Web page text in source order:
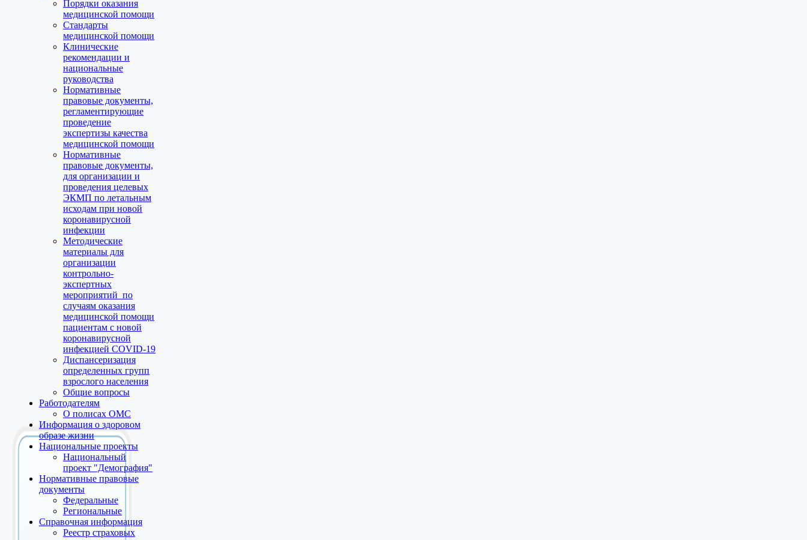
Порядки оказания
медицинской помощи
Стандарты
медицинской помощи
Клинические
рекомендации и
национальные
руководства
Нормативные
правовые документы,
регламентирующие
проведение
экспертизы качества
медицинской помощи
Нормативные
правовые документы,
для организации и
проведения целевых
ЭКМП по летальным
исходам при новой
коронавирусной
инфекции
Методические
материалы для
организации
контрольно-
экспертных
мероприятий по
случаям оказания
медицинской помощи
пациентам с новой
коронавирусной
инфекцией COVID-19
Диспансеризация
определенных групп
взрослого населения
Общие вопросы
Работодателям
О полисах ОМС
Информация о здоровом
образе жизни
Национальные проекты
Национальный
проект "Демография"
Нормативные правовые
документы
Федеральные
Региональные
Справочная информация
Реестр страховых